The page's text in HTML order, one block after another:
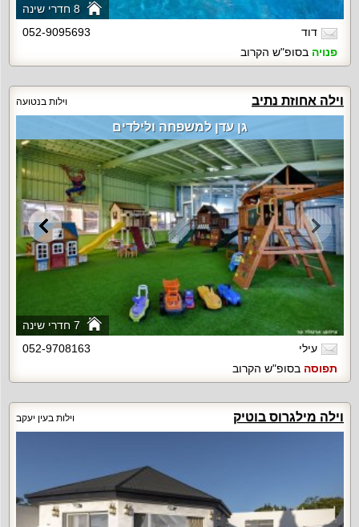
8 חדרי שינה
דוד
052-9095693
פנויה בסופ"ש הקרוב
וילה אחוזת נתיב וילות בנטועה
7 חדרי שינה
גן עדן למשפחה ולילדים
עילי
052-9708163
תפוסה בסופ"ש הקרוב
וילה מילגרוס בוטיק וילות בעין יעקב